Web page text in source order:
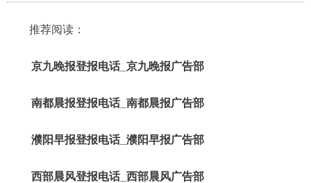
推荐阅读：
京九晚报登报电话_京九晚报广告部
南都晨报登报电话_南都晨报广告部
濮阳早报登报电话_濮阳早报广告部
西部晨风登报电话_西部晨风广告部